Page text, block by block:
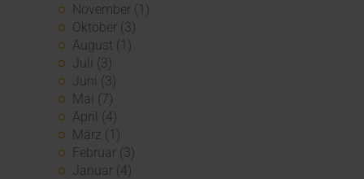
November (1)
Oktober (3)
August (1)
Juli (3)
Juni (3)
Mai (7)
April (4)
März (1)
Februar (3)
Januar (4)